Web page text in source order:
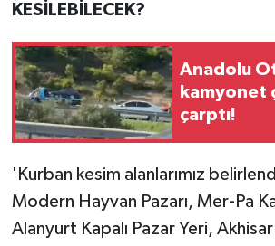
KESİLEBİLECEK?
Anadolu
kamyonet
çarptı!
'Kurban kesim alanlarımız
Modern Hayvan Pazarı, Mer-Pa
Alanyurt Kapalı Pazar Yeri, Akhisar